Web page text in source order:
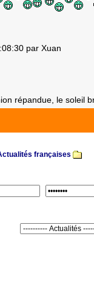
par Xuan
répandue, le soleil
françaises